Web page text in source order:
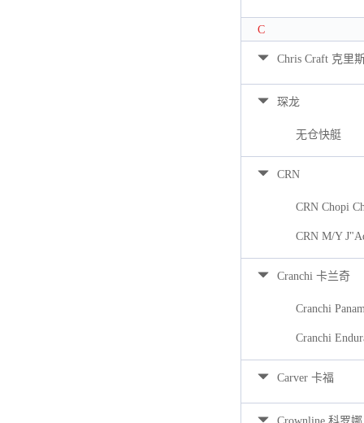
C
Chris Craft 克里
琛龙
无仓快艇
CRN
CRN Chopi
CRN M/Y
Cranchi 卡兰奇
Cranchi
Cranchi
Carver 卡福